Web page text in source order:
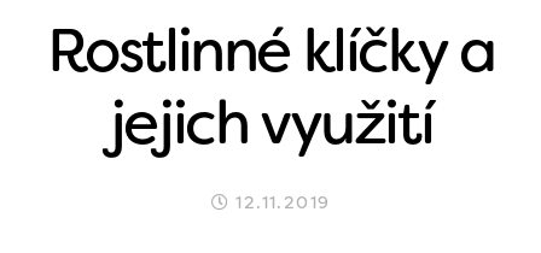
Rostlinné klíčky a
jejich využití
12.11.2019